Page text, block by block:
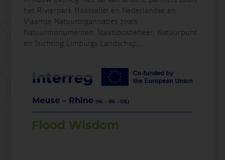
het Rivierpark Maasvallei en Nederlandse en
Vlaamse Natuurorganisaties zoals
Natuurmonumenten, Staatsbosbeheer, Natuurpunt
en Stichting Limburgs Landschap,...